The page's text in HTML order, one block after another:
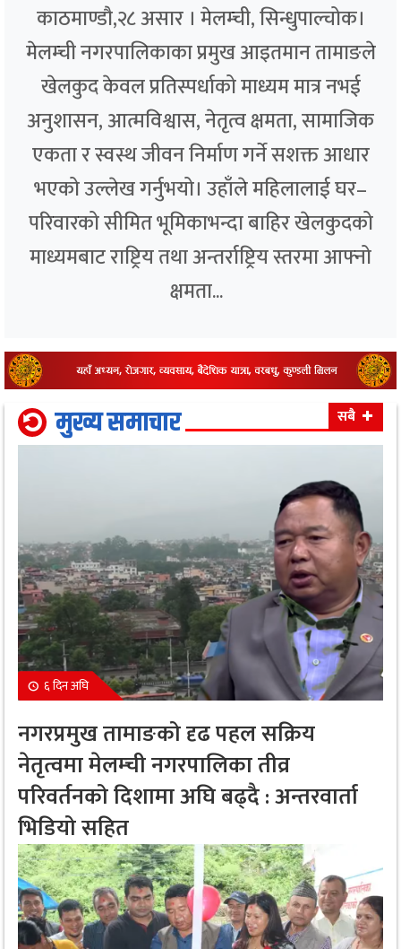
काठमाण्डौ,२८ असार । मेलम्ची, सिन्धुपाल्चोक।
मेलम्ची नगरपालिकाका प्रमुख आइतमान तामाङले
खेलकुद केवल प्रतिस्पर्धाको माध्यम मात्र नभई
अनुशासन, आत्मविश्वास, नेतृत्व क्षमता, सामाजिक
एकता र स्वस्थ जीवन निर्माण गर्ने सशक्त आधार
भएको उल्लेख गर्नुभयो। उहाँले महिलालाई घर–
परिवारको सीमित भूमिकाभन्दा बाहिर खेलकुदको
माध्यमबाट राष्ट्रिय तथा अन्तर्राष्ट्रिय स्तरमा आफ्नो
क्षमता...
मुख्य समाचार सबै
६ दिन अघि
नगरप्रमुख तामाङको दृढ पहल सक्रिय
नेतृत्वमा मेलम्ची नगरपालिका तीव्र
परिवर्तनको दिशामा अघि बढ्दै : अन्तरवार्ता
भिडियो सहित